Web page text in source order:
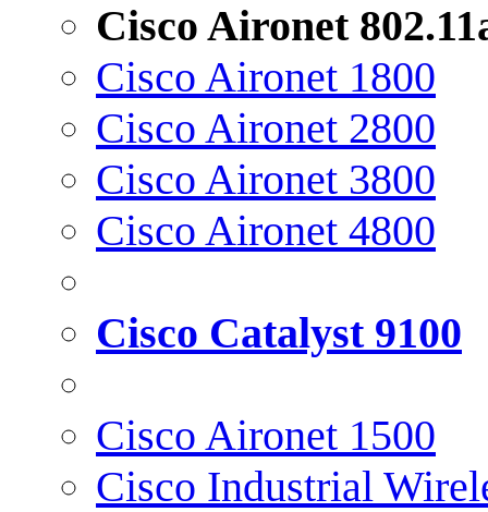
Cisco Aironet
Cisco Aironet 1800
Cisco Aironet 2800
Cisco Aironet 3800
Cisco Aironet 4800
Cisco Catalyst 9100
Cisco Aironet 1500
Cisco Industrial